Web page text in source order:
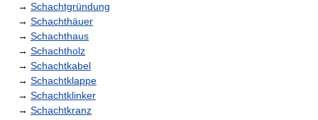
→ Schachtgründung
→ Schachthäuer
→ Schachthaus
→ Schachtholz
→ Schachtkabel
→ Schachtklappe
→ Schachtklinker
→ Schachtkranz